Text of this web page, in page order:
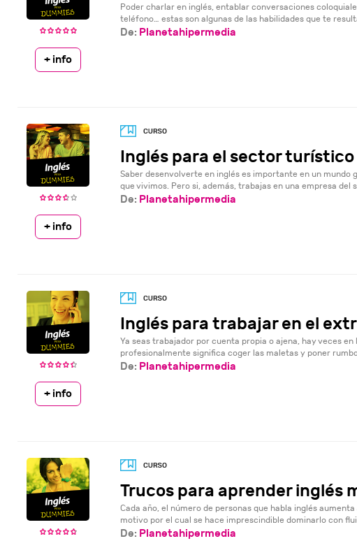
Poder charlar en inglés, entablar conversaciones
teléfono… estas son algunas de las habilidades que te
+ info
De: Planetahipermedia
Inglés para el sector turístico
Saber desenvolverte en inglés es importante en un mundo
que vivimos. Pero si, además, trabajas en una empresa del
+ info
De: Planetahipermedia
Inglés para trabajar en el
Ya seas trabajador por cuenta propia o ajena, hay veces en
profesionalmente significa coger las maletas y poner
+ info
De: Planetahipermedia
Trucos para aprender inglés
Cada año, el número de personas que habla inglés
motivo por el cual se hace imprescindible dominarlo con
De: Planetahipermedia